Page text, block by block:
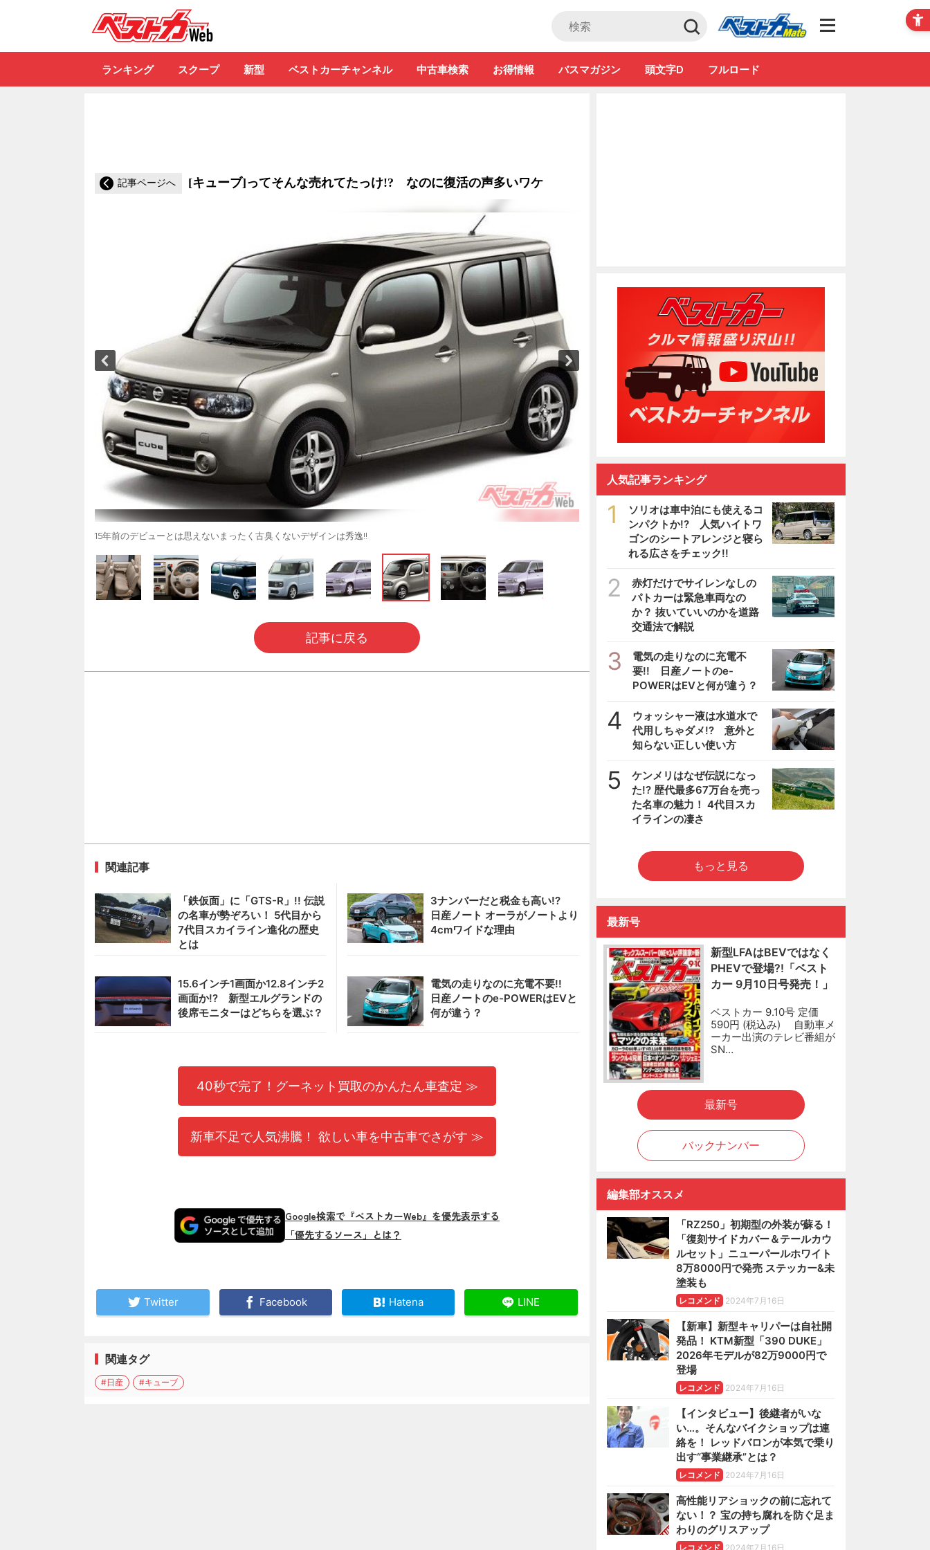
Club
ランキング スクープ 新型 ベストカーチャンネル 中古車検索 お得情報 バスマガジン 頭文字D フルロード
記事ページへ [キューブ]ってそんな売れてたっけ!? なのに復活の声多いワケ
15年前のデビューとは思えないまったく古臭くないデザインは秀逸!!
記事に戻る
関連記事
「鉄仮面」に「GTS-R」!! 伝説
の名車が勢ぞろい！ 5代目から
7代目スカイライン進化の歴史
とは
3ナンバーだと税金も高い!?
日産ノート オーラがノートより
4cmワイドな理由
15.6インチ1画面か12.8インチ2
画面か!? 新型エルグランドの
後席モニターはどちらを選ぶ？
電気の走りなのに充電不要!!
日産ノートのe-POWERはEVと
何が違う？
40秒で完了！グーネット買取のかんたん車査定 ≫
新車不足で人気沸騰！ 欲しい車を中古車でさがす ≫
Google検索で『ベストカーWeb』を優先表示する
「優先するソース」とは？
Twitter Facebook Hatena LINE
関連タグ
#日産 #キューブ
人気記事ランキング
1
ソリオは車中泊にも使えるコ
ンパクトか!? 人気ハイトワ
ゴンのシートアレンジと寝ら
れる広さをチェック!!
2
赤灯だけでサイレンなしの
パトカーは緊急車両なの
か？ 抜いていいのかを道路
交通法で解説
3
電気の走りなのに充電不
要!! 日産ノートのe-
POWERはEVと何が違う？
4
ウォッシャー液は水道水で
代用しちゃダメ!? 意外と
知らない正しい使い方
5
ケンメリはなぜ伝説になっ
た!? 歴代最多67万台を売っ
た名車の魅力！ 4代目スカ
イラインの凄さ
もっと見る
最新号
新型LFAはBEVではなく
PHEVで登場?!「ベスト
カー 9月10日号発売！」
ベストカー 9.10号 定価
590円 (税込み) 自動車メ
ーカー出演のテレビ番組が
SN…
最新号
バックナンバー
編集部オススメ
「RZ250」初期型の外装が蘇る！
「復刻サイドカバー＆テールカウ
ルセット」ニューパールホワイト
8万8000円で発売 ステッカー&未
塗装も
レコメンド 2024年7月16日
【新車】新型キャリパーは自社開
発品！ KTM新型「390 DUKE」
2026年モデルが82万9000円で
登場
レコメンド 2024年7月16日
【インタビュー】後継者がいな
い…。そんなバイクショップは連
絡を！ レッドバロンが本気で乗り
出す“事業継承”とは？
レコメンド 2024年7月16日
高性能リアショックの前に忘れて
ない！？ 宝の持ち腐れを防ぐ足ま
わりのグリスアップ
レコメンド 2024年7月16日